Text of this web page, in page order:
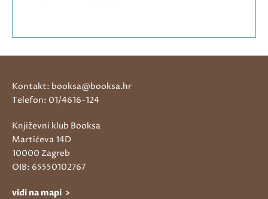
Kontakt: booksa@booksa.hr
Telefon: 01/4616-124
Književni klub Booksa
Martićeva 14D
10000 Zagreb
OIB: 65550102767
vidi na mapi >